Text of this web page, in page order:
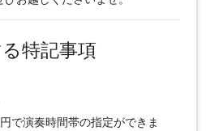
特記事項
で演奏時間帯の指定ができま